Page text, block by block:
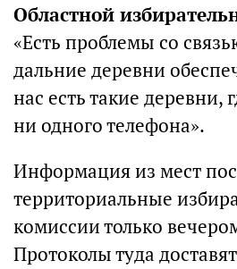
Областной
«Есть проблемы со
дальние деревни
нас есть такие деревни,
ни одного телефона».
Информация из мест
территориальные
комиссии только
Протоколы туда